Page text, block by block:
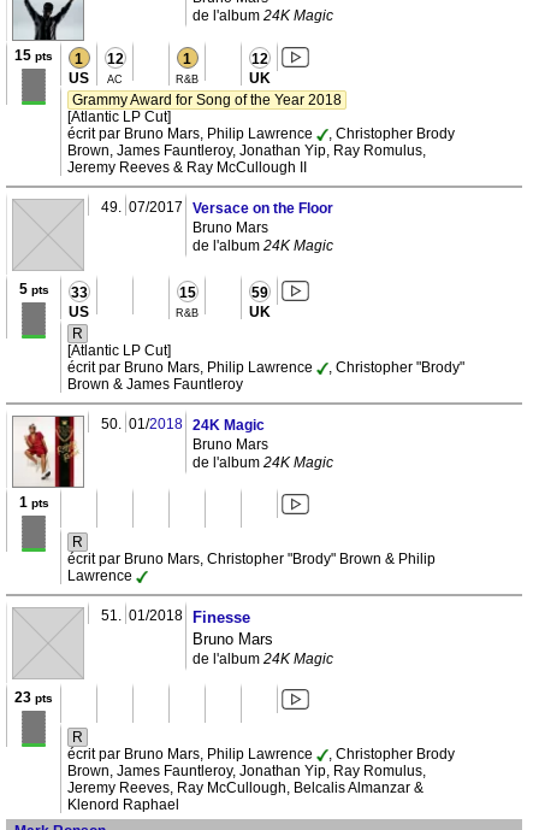
de l'album 24K Magic
15 pts 1
US
12
AC
1
R&B
12
UK
Grammy Award for Song of the Year 2018
[Atlantic LP Cut]
écrit par Bruno Mars, Philip Lawrence
, Christopher Brody
Brown, James Fauntleroy, Jonathan Yip, Ray Romulus,
Jeremy Reeves & Ray McCullough II
49. 07/2017
Versace on the Floor
Bruno Mars
de l'album 24K Magic
5pts 33
US
15
R&B
59
UK
R
[Atlantic LP Cut]
écrit par Bruno Mars, Philip Lawrence
, Christopher "Brody"
Brown & James Fauntleroy
50. 01/2018 24K Magic
Bruno Mars
de l'album 24K Magic
1 pts
R
écrit par Bruno Mars, Christopher "Brody" Brown & Philip
Lawrence
51. 01/2018
Finesse
Bruno Mars
de l'album 24K Magic
23 pts
R
écrit par Bruno Mars, Philip Lawrence
, Christopher Brody
Brown, James Fauntleroy, Jonathan Yip, Ray Romulus,
Jeremy Reeves, Ray McCullough, Belcalis Almanzar &
Klenord Raphael